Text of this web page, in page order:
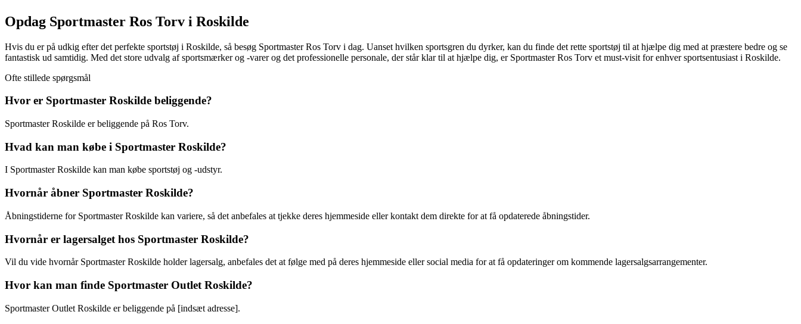
Opdag Sportmaster Ros Torv i Roskilde
Hvis du er på udkig efter det perfekte sportstøj i Roskilde, så besøg Sportmaster Ros Torv i dag. Uanset hvilken sportsgren du dyrker, kan du finde det rette sportstøj til at hjælpe dig med at præstere bedre og se
fantastisk ud samtidig. Med det store udvalg af sportsmærker og -varer og det professionelle personale, der står klar til at hjælpe dig, er Sportmaster Ros Torv et must-visit for enhver sportsentusiast i Roskilde.
Ofte stillede spørgsmål
Hvor er Sportmaster Roskilde beliggende?
Sportmaster Roskilde er beliggende på Ros Torv.
Hvad kan man købe i Sportmaster Roskilde?
I Sportmaster Roskilde kan man købe sportstøj og -udstyr.
Hvornår åbner Sportmaster Roskilde?
Åbningstiderne for Sportmaster Roskilde kan variere, så det anbefales at tjekke deres hjemmeside eller kontakt dem direkte for at få opdaterede åbningstider.
Hvornår er lagersalget hos Sportmaster Roskilde?
Vil du vide hvornår Sportmaster Roskilde holder lagersalg, anbefales det at følge med på deres hjemmeside eller social media for at få opdateringer om kommende lagersalgsarrangementer.
Hvor kan man finde Sportmaster Outlet Roskilde?
Sportmaster Outlet Roskilde er beliggende på [indsæt adresse].